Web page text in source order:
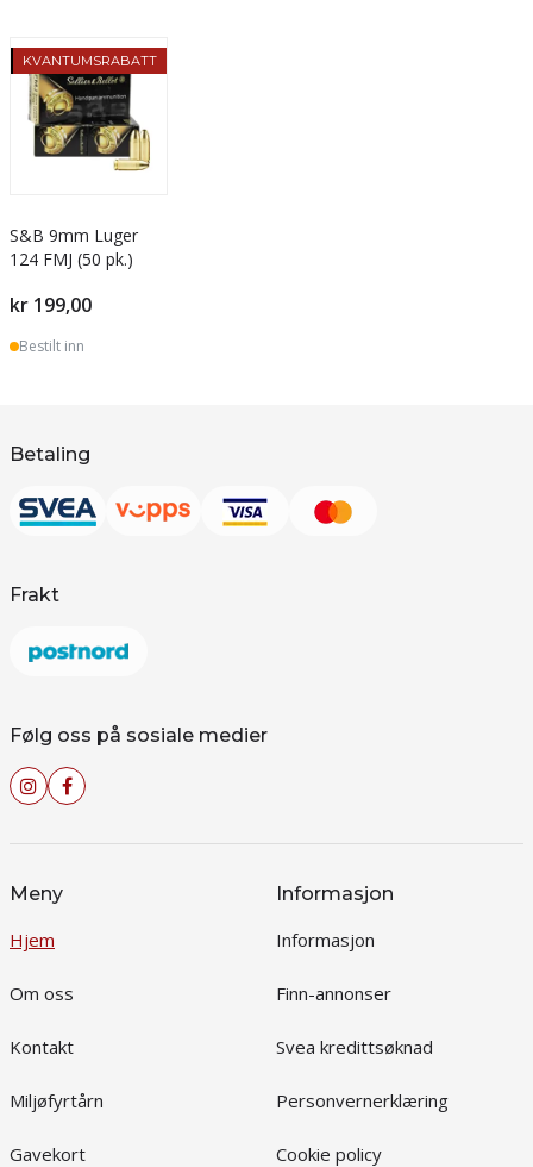
TILBUD
KVANTUMSRABATT
S&B 9mm Luger
124 FMJ (50 pk.)
kr 199,00
Bestilt inn
Betaling
Frakt
Følg oss på sosiale medier
Meny
Hjem
Om oss
Kontakt
Miljøfyrtårn
Gavekort
Informasjon
Informasjon
Finn-annonser
Svea kredittsøknad
Personvernerklæring
Cookie policy